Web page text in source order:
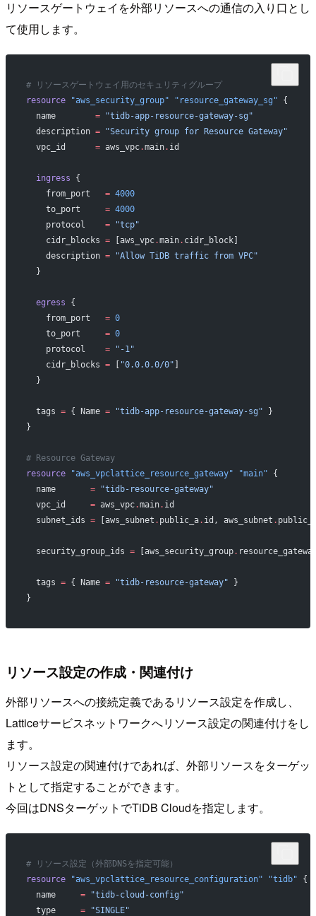
リソースゲートウェイを外部リソースへの通信の入り口とし
て使用します。
# リソースゲートウェイ用のセキュリティグループ
resource "aws_security_group" "resource_gateway_sg" {
  name
        =
"tidb-app-resource-gateway-sg"
  description
= "Security group for Resource Gateway"
  vpc_id
      =
aws_vpc.main. id
  ingress
{
    from_port
   =
4000
    to_port
     =
4000
    protocol
    =
"tcp"
    cidr_blocks
= [aws_vpc.main. cidr_block]
    description
= "Allow TiDB traffic from VPC"
  }
  egress
{
    from_port
   =
0
    to_port
     =
0
    protocol
    =
"-1"
    cidr_blocks
= [ "0.0.0.0/0"
  }
  tags
= { Name = "tidb-app-resource-gateway-sg" }
}
# Resource Gateway
resource "aws_vpclattice_resource_gateway" "main" {
  name
       =
"tidb-resource-gateway"
  vpc_id
     =
aws_vpc.main. id
  subnet_ids
= [aws_subnet . public_a. id, aws_subnet .
  security_group_ids
= [aws_security_group.
  tags
= { Name = "tidb-resource-gateway" }
}
リソース設定の作成・関連付け
外部リソースへの接続定義であるリソース設定を作成し、
Latticeサービスネットワークへリソース設定の関連付けをし
ます。
リソース設定の関連付けであれば、外部リソースをターゲッ
トとして指定することができます。
今回はDNSターゲットでTiDB Cloudを指定します。
# リソース設定（外部DNSを指定可能）
resource "aws_vpclattice_resource_configuration" "tidb" {
  name
     =
"tidb-cloud-config"
  type
     =
"SINGLE"